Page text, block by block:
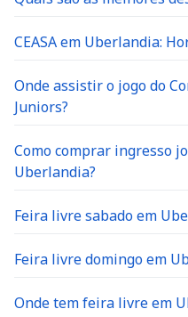
CEASA em Uberlandia:
Onde assistir o jogo do
Juniors?
Como comprar ingresso
Uberlandia?
Feira livre sabado em
Feira livre domingo em
Onde tem feira livre em